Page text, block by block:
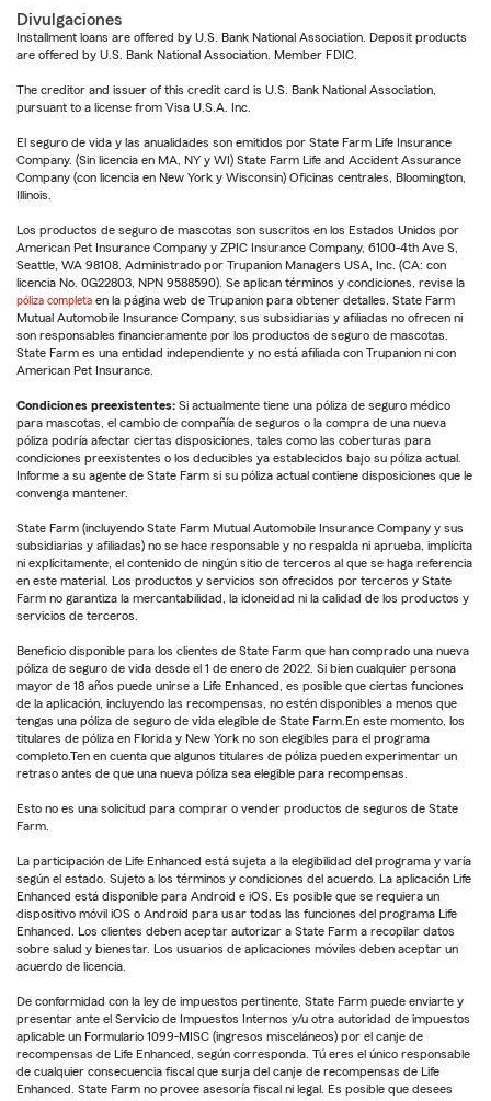
Divulgaciones
Installment loans are offered by U.S. Bank National Association. Deposit products
are offered by U.S. Bank National Association. Member FDIC.
The creditor and issuer of this credit card is U.S. Bank National Association,
pursuant to a license from Visa U.S.A. Inc.
El seguro de vida y las anualidades son emitidos por State Farm Life Insurance
Company. (Sin licencia en MA, NY y WI) State Farm Life and Accident Assurance
Company (con licencia en New York y Wisconsin) Oficinas centrales, Bloomington,
Illinois.
Los productos de seguro de mascotas son suscritos en los Estados Unidos por
American Pet Insurance Company y ZPIC Insurance Company, 6100-4th Ave S,
Seattle, WA 98108. Administrado por Trupanion Managers USA, Inc. (CA: con
licencia No. 0G22803, NPN 9588590). Se aplican términos y condiciones, revise la
póliza completa en la página web de Trupanion para obtener detalles. State Farm
Mutual Automobile Insurance Company, sus subsidiarias y afiliadas no ofrecen ni
son responsables financieramente por los productos de seguro de mascotas.
State Farm es una entidad independiente y no está afiliada con Trupanion ni con
American Pet Insurance.
Condiciones preexistentes: Si actualmente tiene una póliza de seguro médico
para mascotas, el cambio de compañía de seguros o la compra de una nueva
póliza podría afectar ciertas disposiciones, tales como las coberturas para
condiciones preexistentes o los deducibles ya establecidos bajo su póliza actual.
Informe a su agente de State Farm si su póliza actual contiene disposiciones que le
convenga mantener.
State Farm (incluyendo State Farm Mutual Automobile Insurance Company y sus
subsidiarias y afiliadas) no se hace responsable y no respalda ni aprueba, implícita
ni explícitamente, el contenido de ningún sitio de terceros al que se haga referencia
en este material. Los productos y servicios son ofrecidos por terceros y State
Farm no garantiza la mercantabilidad, la idoneidad ni la calidad de los productos y
servicios de terceros.
Beneficio disponible para los clientes de State Farm que han comprado una nueva
póliza de seguro de vida desde el 1 de enero de 2022. Si bien cualquier persona
mayor de 18 años puede unirse a Life Enhanced, es posible que ciertas funciones
de la aplicación, incluyendo las recompensas, no estén disponibles a menos que
tengas una póliza de seguro de vida elegible de State Farm.En este momento, los
titulares de póliza en Florida y New York no son elegibles para el programa
completo.Ten en cuenta que algunos titulares de póliza pueden experimentar un
retraso antes de que una nueva póliza sea elegible para recompensas.
Esto no es una solicitud para comprar o vender productos de seguros de State
Farm.
La participación de Life Enhanced está sujeta a la elegibilidad del programa y varía
según el estado. Sujeto a los términos y condiciones del acuerdo. La aplicación Life
Enhanced está disponible para Android e iOS. Es posible que se requiera un
dispositivo móvil iOS o Android para usar todas las funciones del programa Life
Enhanced. Los clientes deben aceptar autorizar a State Farm a recopilar datos
sobre salud y bienestar. Los usuarios de aplicaciones móviles deben aceptar un
acuerdo de licencia.
De conformidad con la ley de impuestos pertinente, State Farm puede enviarte y
presentar ante el Servicio de Impuestos Internos y/u otra autoridad de impuestos
aplicable un Formulario 1099-MISC (ingresos misceláneos) por el canje de
recompensas de Life Enhanced, según corresponda. Tú eres el único responsable
de cualquier consecuencia fiscal que surja del canje de recompensas de Life
Enhanced. State Farm no provee asesoría fiscal ni legal. Es posible que desees